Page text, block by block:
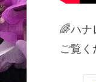
🌈ハナ
ご覧く